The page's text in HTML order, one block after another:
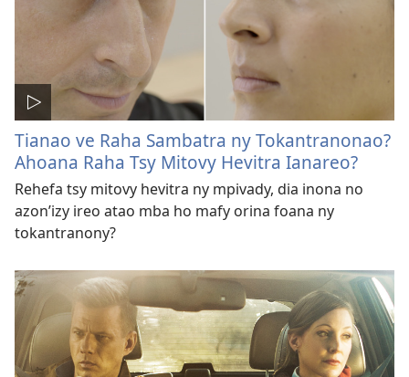
Tianao ve Raha Sambatra ny Tokantranonao?
Ahoana Raha Tsy Mitovy Hevitra Ianareo?
Rehefa tsy mitovy hevitra ny mpivady, dia inona no
azon’izy ireo atao mba ho mafy orina foana ny
tokantranony?